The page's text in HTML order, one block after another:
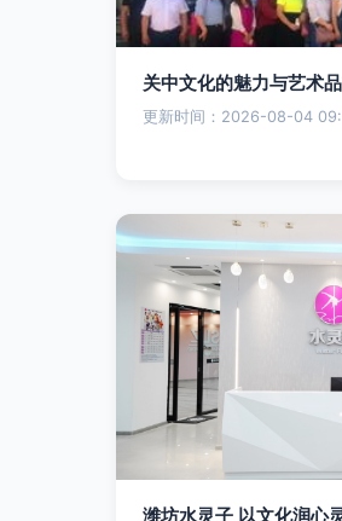
关中文化的魅力与艺术
更新时间：2026-08-04
潍坊水灵子 以文化润